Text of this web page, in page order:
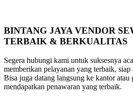
BINTANG JAYA VENDOR
TERBAIK & BERKUALITAS
Segera hubungi kami untuk suksesnya
memberikan pelayanan yang terbaik, siap
Bisa juga datang langsung ke kantor
mendapatkan penawaran yang terbaik.